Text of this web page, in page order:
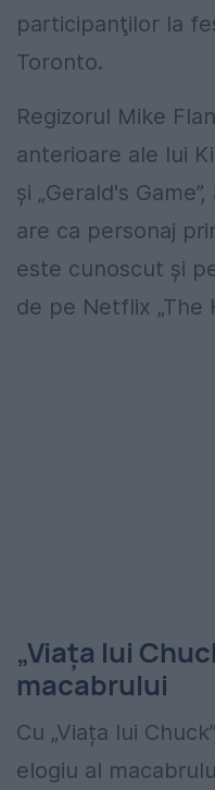
participanţilor la
Toronto.
Regizorul Mike
anterioare ale lui
şi „Gerald's
are ca personaj
este cunoscut şi
de pe Netflix „The
„Viața lui
macabrului
Cu „Viața lui
elogiu al